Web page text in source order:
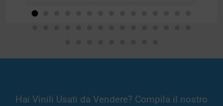
Hai Vinili Usati da Vendere? Compila il nostro